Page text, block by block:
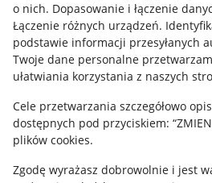
o nich. Dopasowanie i łączenie
Łączenie różnych urządzeń.
podstawie informacji przesyłanych
Twoje dane personalne
ułatwiania korzystania z naszych
Cele przetwarzania szczegółowo
dostępnych pod przyciskiem:
plików cookies.
Zgodę wyrażasz dobrowolnie i jest
Regulamin
Polityka plików "cookies"
Ustawienia plików "cookies"
Udostępnianie lokalizacji
Informacje dla Aktu o Usługach
Pobierz aplikację